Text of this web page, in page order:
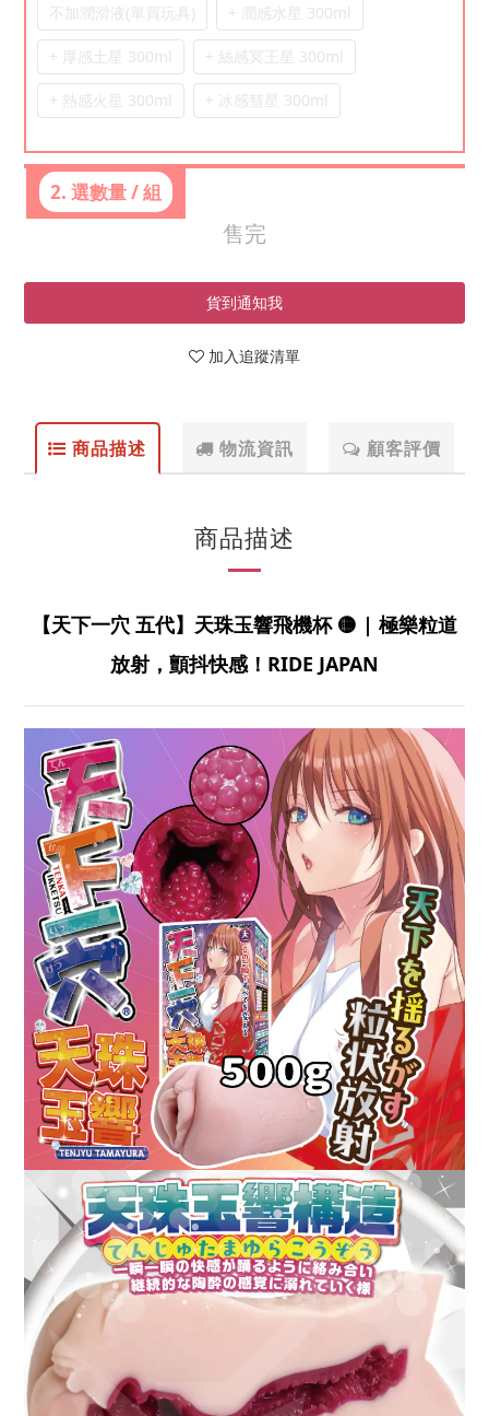
不加潤滑液(單買玩具) + 潤感水星 300ml
+ 厚感土星 300ml + 絲感冥王星 300ml
+ 熱感火星 300ml + 冰感彗星 300ml
2. 選數量 / 組
售完
貨到通知我
加入追蹤清單
商品描述 物流資訊 顧客評價
商品描述
【天下一穴 五代】天珠玉響飛機杯 🟡 | 極樂粒道
放射，顫抖快感！RIDE JAPAN